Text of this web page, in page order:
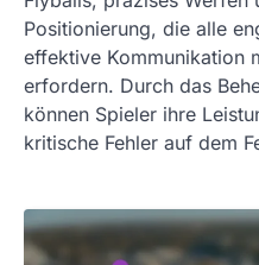
Positionierung, die alle
effektive Kommunikation
erfordern. Durch das
können Spieler ihre
kritische Fehler auf dem